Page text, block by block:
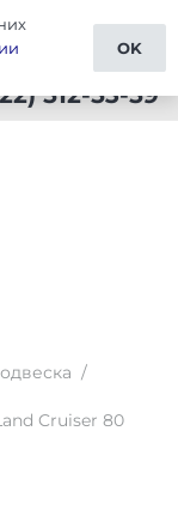
512-53-59
/
Cruiser 80
OK